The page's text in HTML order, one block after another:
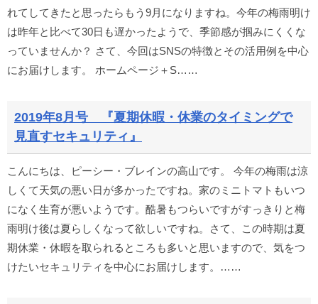
れてしてきたと思ったらもう9月になりますね。今年の梅雨明け
は昨年と比べて30日も遅かったようで、季節感が掴みにくくな
っていませんか？ さて、今回はSNSの特徴とその活用例を中心
にお届けします。 ホームページ＋S……
2019年8月号 『夏期休暇・休業のタイミングで
見直すセキュリティ』
こんにちは、ピーシー・ブレインの高山です。 今年の梅雨は涼
しくて天気の悪い日が多かったですね。家のミニトマトもいつ
になく生育が悪いようです。酷暑もつらいですがすっきりと梅
雨明け後は夏らしくなって欲しいですね。さて、この時期は夏
期休業・休暇を取られるところも多いと思いますので、気をつ
けたいセキュリティを中心にお届けします。……